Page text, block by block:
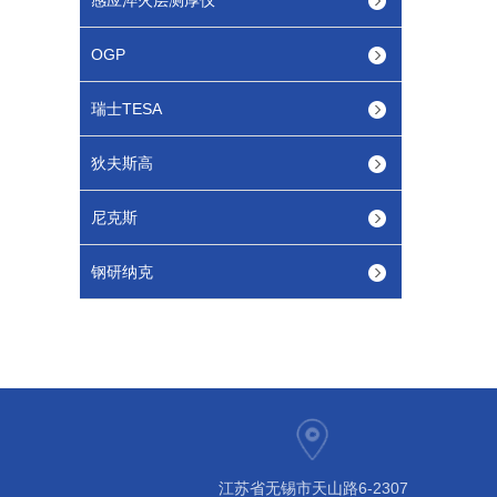
OGP
瑞士TESA
狄夫斯高
尼克斯
钢研纳克
江苏省无锡市天山路6-2307